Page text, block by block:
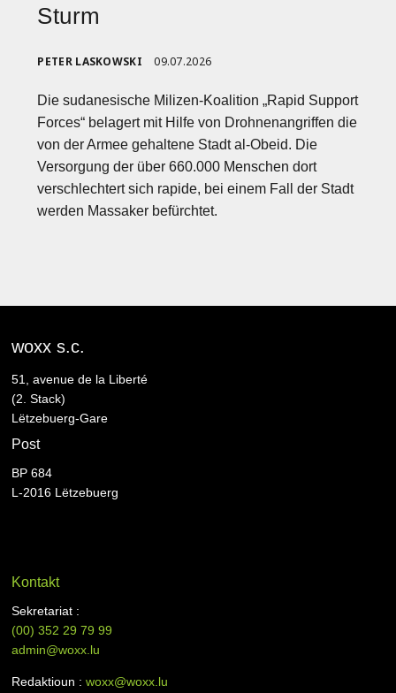
Sturm
PETER LASKOWSKI 09.07.2026
Die sudanesische Milizen-Koalition „Rapid Support
Forces“ belagert mit Hilfe von Drohnenangriffen die
von der Armee gehaltene Stadt al-Obeid. Die
Versorgung der über 660.000 Menschen dort
verschlechtert sich rapide, bei einem Fall der Stadt
werden Massaker befürchtet.
woxx s.c.
51, avenue de la Liberté
(2. Stack)
Lëtzebuerg-Gare
Post
BP 684
L-2016 Lëtzebuerg
Kontakt
Sekretariat :
(00)352 29 79 99
admin@woxx.lu
Redaktioun :woxx@woxx.lu